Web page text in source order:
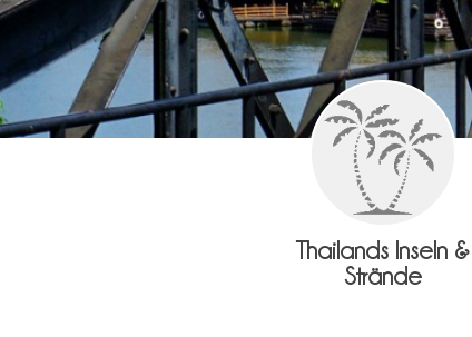
Thailands Inseln &
Strände